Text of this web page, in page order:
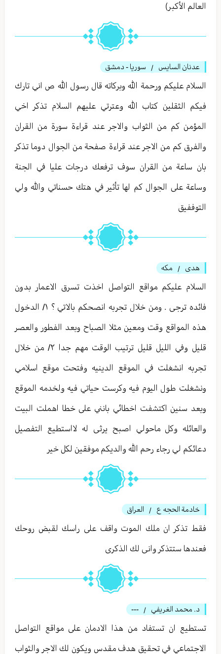
العالم الأكبر)
عدنان السايس / سوريا - دمشق
السلام عليكم ورحمة الله وبركاته قال رسول الله ص اني تارك
فيكم الثقلين كتاب الله وعترتي عليهم السلام تذكر اخي
المؤمن كم من الثواب والاجر عند قراءة سورة من القران
والفرق كم من الاجر عند قراءة صفحة من الجوال دوما تذكر
بان ساعة من القران سوف ترفعك درجات عليا في الجنة
وساعة على الجوال كم لها تأثير في هتك حسناتي والله ولي
التوففيق
هدى / مكه
السلام عليكم مواقع التواصل اخذت تسرق الاعمار بدون
فائده ترجى . ومن خلال تجربه انصحكم بالاتي ؟ ١/ الدخول
هذه المواقع وقت ومعين مثلا الصباح وبعد الفطور والعصر
قليل وفي الليل قليل ترتيب الوقت مهم جدا ٢/ من خلال
تجربه انشغلت في الموقع الدينيه وفتحت موقع اسلامي
ونشغلت طول اليوم فيه وكرست حياتي فيه ولخدمه الموقع
وبعد سنين اكتشفت اخطائي بانني على خطا اهملت البيت
والعائله وكل ماحولي اصبح يرثى له لااستطيع التفصيل
دعائكم لي رجاء رحم الله والديكم موفقين لكل خير
خادمة الحجه ع / العراق
فقط تذكر ان ملك الموت واقف على راسك لقبض روحك
فعندها ستتذكر وانى لك الذكرى
د. محمد الغريفي /
---
تستطيع ان تستفاد من هذا الادمان على مواقع التواصل
الاجتماعي في تحقيق هدف مقدس ويكون لك الاجر والثواب